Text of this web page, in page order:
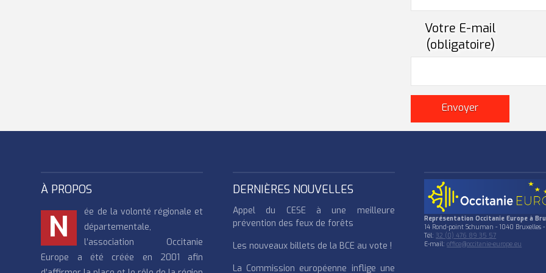
Votre E-mail
(obligatoire)
À PROPOS
N
ée de la volonté régionale et
départementale,
l’association Occitanie
Europe a été créée en 2001 afin
DERNIÈRES NOUVELLES
Appel du CESE à une meilleure
prévention des feux de forêts
Les nouveaux billets de la BCE au vote !
La Commission européenne inflige une
Représentation Occitanie Europe à
14 Rond-point Schuman - 1040 Bruxelles
Tél:32 (0) 476 89 35 57
E-mail:office@occitanie-europe.eu